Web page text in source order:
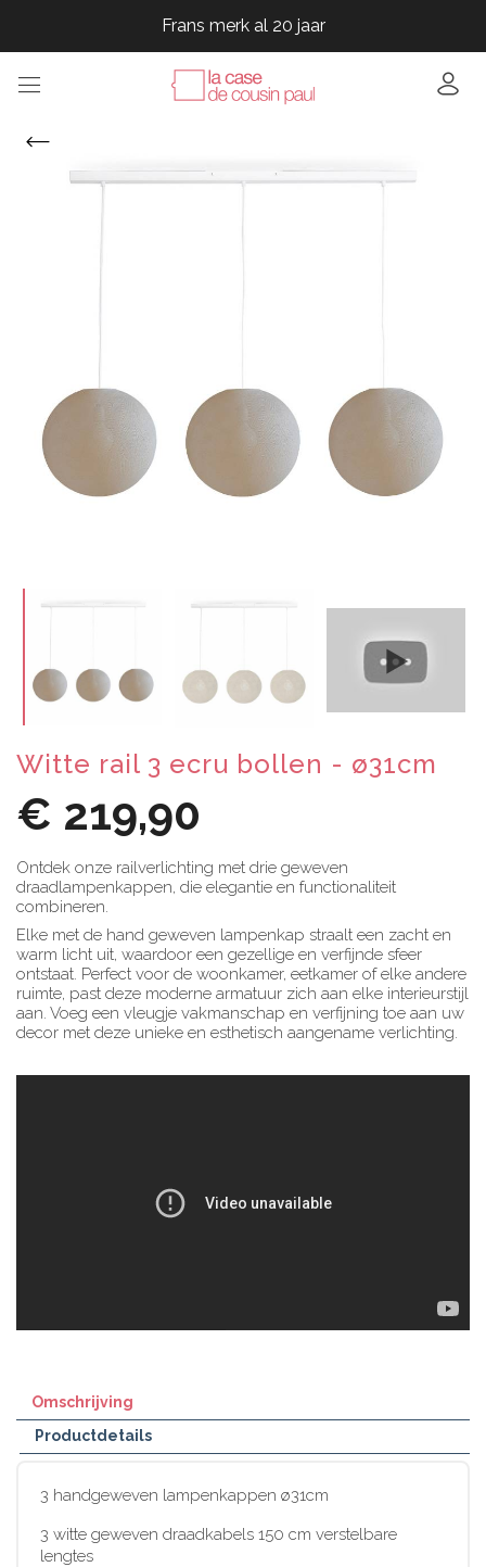
Frans merk al 20 jaar
Frans merk al 20 jaar
Frans merk al 20 jaar
Witte rail 3 ecru bollen - ø31cm
€ 219,90
Ontdek onze railverlichting met drie geweven
draadlampenkappen, die elegantie en functionaliteit
combineren.
Elke met de hand geweven lampenkap straalt een zacht en
warm licht uit, waardoor een gezellige en verfijnde sfeer
ontstaat. Perfect voor de woonkamer, eetkamer of elke andere
ruimte, past deze moderne armatuur zich aan elke interieurstijl
aan. Voeg een vleugje vakmanschap en verfijning toe aan uw
decor met deze unieke en esthetisch aangename verlichting.
Omschrijving
Productdetails
3 handgeweven lampenkappen ø31cm
3 witte geweven draadkabels 150 cm verstelbare
lengtes